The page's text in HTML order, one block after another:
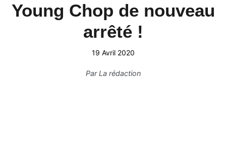
Young Chop de nouveau
arrêté !
19 Avril 2020
ParLa rédaction